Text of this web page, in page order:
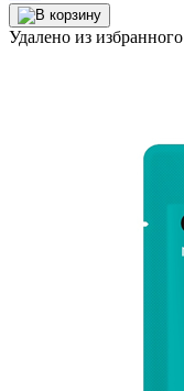
Удалено из избранного